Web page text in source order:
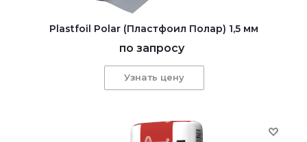
Plastfoil Polar (Пластфоил Полар) 1,5 мм
по запросу
Узнать цену